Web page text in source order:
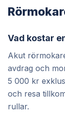
Vad kostar
Akut
avdrag och
5 000 kr
och resa
rullar.